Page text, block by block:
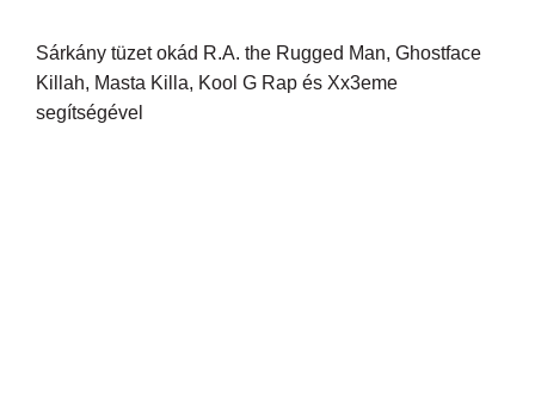
Sárkány tüzet okád R.A. the Rugged Man, Ghostface
Killah, Masta Killa, Kool G Rap és Xx3eme
segítségével